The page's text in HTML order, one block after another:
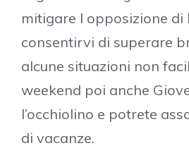
mitigare l opposizione di
consentirvi di superare
alcune situazioni non
weekend poi anche
l’occhiolino e potrete
di vacanze.